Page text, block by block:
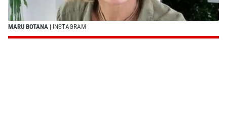
MARU BOTANA | INSTAGRAM